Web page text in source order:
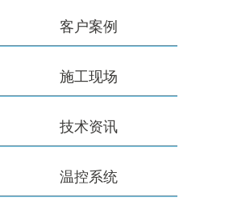
客户案例
施工现场
技术资讯
温控系统